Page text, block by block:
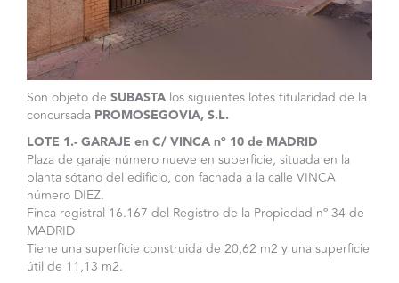
Son objeto de SUBASTA los siguientes lotes titularidad de la
concursada PROMOSEGOVIA, S.L.
LOTE 1.- GARAJE en C/ VINCA nº 10 de MADRID
Plaza de garaje número nueve en superficie, situada en la
planta sótano del edificio, con fachada a la calle VINCA
número DIEZ.
Finca registral 16.167 del Registro de la Propiedad nº 34 de
MADRID
Tiene una superficie construida de 20,62 m2 y una superficie
útil de 11,13 m2.